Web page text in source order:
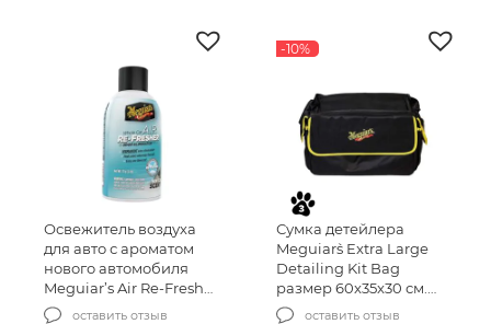
Освежитель воздуха
для авто с ароматом
нового автомобиля
Meguiar’s Air Re-Fresher
New Car Scent 57 г.
оставить отзыв
-10%
Сумка детейлера
Meguiar`s Extra Large
Detailing Kit Bag
размер 60x35x30 см.
(ST025)оставить отзыв